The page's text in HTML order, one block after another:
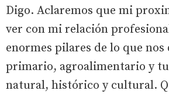
Digo. Aclaremos que mi
ver con mi relación
enormes pilares de lo que nos
primario, agroalimentario y
natural, histórico y cultural.